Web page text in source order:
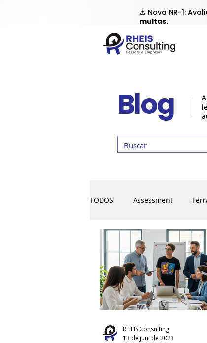
⚠️ Nova NR-1:
multas.
Blog
TODOS Assessment
Recursos Humanos (RH)
Melhoria Contínua
RHEIS Consulting
13 de jun. de 2023